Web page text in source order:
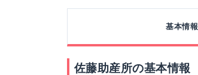
基本情報
佐藤助産所の基本情報